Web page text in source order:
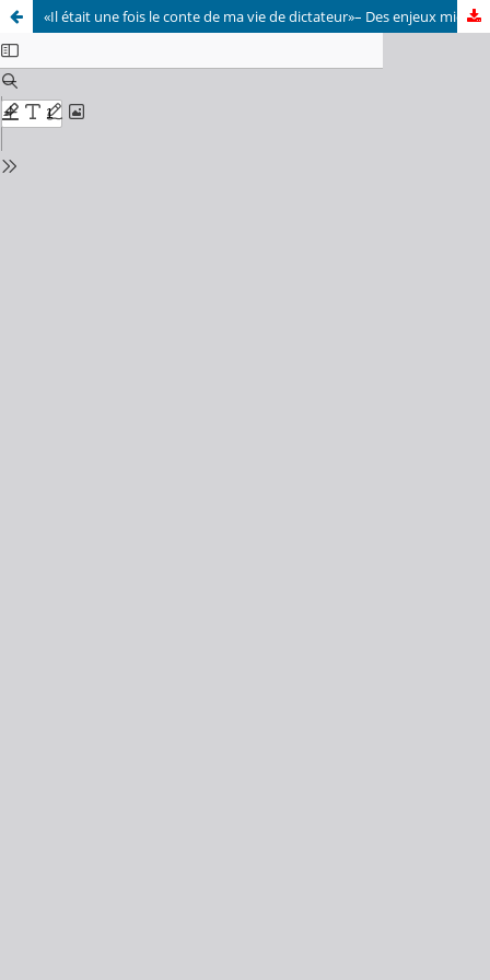
«Il était une fois le conte de ma vie de dictateur»– Des enjeux micro et macro d’une analyse architextuelle de La novela de mi vida (2002)